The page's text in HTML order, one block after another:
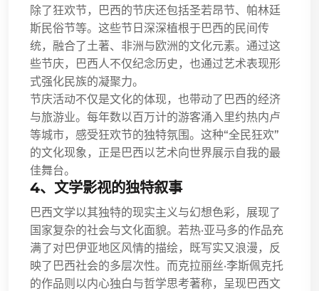
除了狂欢节，巴西的节庆还包括圣若昂节、帕林廷
斯民俗节等。这些节日深深植根于巴西的民间传
统，融合了土著、非洲与欧洲的文化元素。通过这
些节庆，巴西人不仅纪念历史，也通过艺术表现形
式强化民族的凝聚力。
节庆活动不仅是文化的体现，也带动了巴西的经济
与旅游业。每年数以百万计的游客涌入里约热内卢
等城市，感受狂欢节的独特氛围。这种“全民狂欢”
的文化现象，正是巴西以艺术向世界展示自我的最
佳舞台。
4、文学影视的独特叙事
巴西文学以其独特的现实主义与幻想色彩，展现了
国家复杂的社会与文化面貌。若热·亚马多的作品充
满了对巴伊亚地区风情的描绘，既写实又浪漫，反
映了巴西社会的多层次性。而克拉丽丝·李斯佩克托
的作品则以内心独白与哲学思考著称，呈现巴西文